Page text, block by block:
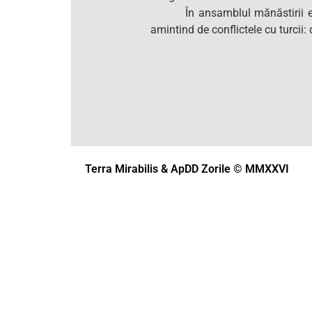
În ansamblul mănăstirii
amintind de conflictele cu turcii:
Terra Mirabilis & ApDD Zorile © MMXXVI